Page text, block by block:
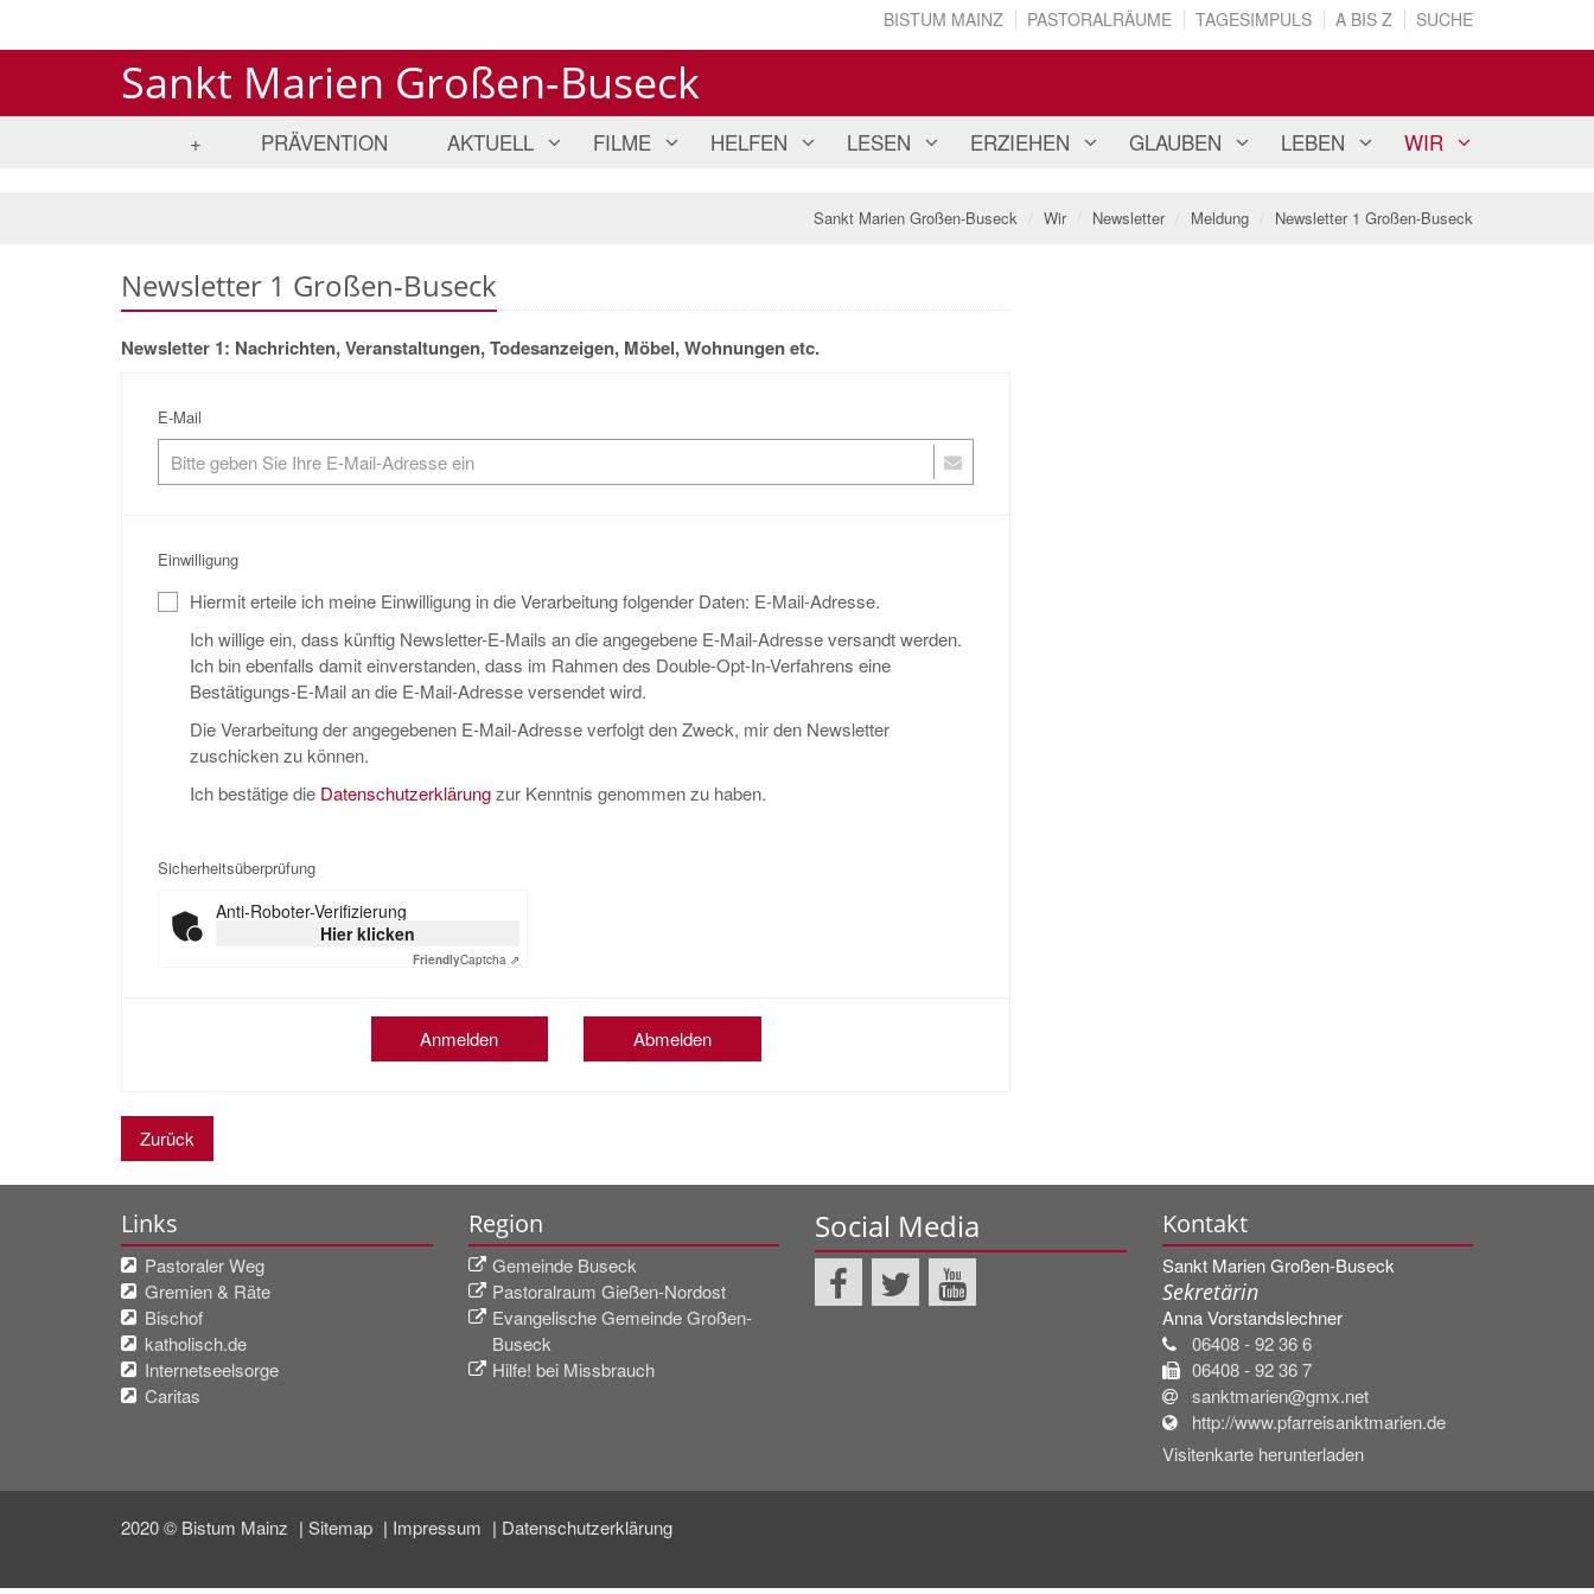
BISTUM MAINZ PASTORALRÄUME TAGESIMPULS A BIS Z SUCHE
Sankt Marien Großen-Buseck
+ PRÄVENTION AKTUELL FILME HELFEN LESEN ERZIEHEN GLAUBEN LEBEN WIR
Sankt Marien Großen-Buseck Wir Newsletter Meldung Newsletter 1 Großen-Buseck
Newsletter 1 Großen-Buseck
Newsletter 1: Nachrichten, Veranstaltungen, Todesanzeigen, Möbel, Wohnungen etc.
E-Mail
Einwilligung
Hiermit erteile ich meine Einwilligung in die Verarbeitung folgender Daten: E-Mail-Adresse.
Ich willige ein, dass künftig Newsletter-E-Mails an die angegebene E-Mail-Adresse versandt werden.
Ich bin ebenfalls damit einverstanden, dass im Rahmen des Double-Opt-In-Verfahrens eine
Bestätigungs-E-Mail an die E-Mail-Adresse versendet wird.
Die Verarbeitung der angegebenen E-Mail-Adresse verfolgt den Zweck, mir den Newsletter
zuschicken zu können.
Ich bestätige die Datenschutzerklärungzur Kenntnis genommen zu haben.
Sicherheitsüberprüfung
Anti-Roboter-Verifizierung
Hier klicken
FriendlyCaptcha ⇗
Anmelden Abmelden
Zurück
Links
Pastoraler Weg
Gremien & Räte
Bischof
katholisch.de
Internetseelsorge
Caritas
Region
Gemeinde Buseck
Pastoralraum Gießen-Nordost
Evangelische Gemeinde Großen-
Buseck
Hilfe! bei Missbrauch
Social Media Kontakt
Sankt Marien Großen-Buseck
Sekretärin
Anna Vorstandslechner
06408 - 92 36 6
06408 - 92 36 7
sanktmarien@gmx.net
http://www.pfarreisanktmarien.de
Visitenkarte herunterladen
2020 © Bistum Mainz Sitemap Impressum Datenschutzerklärung